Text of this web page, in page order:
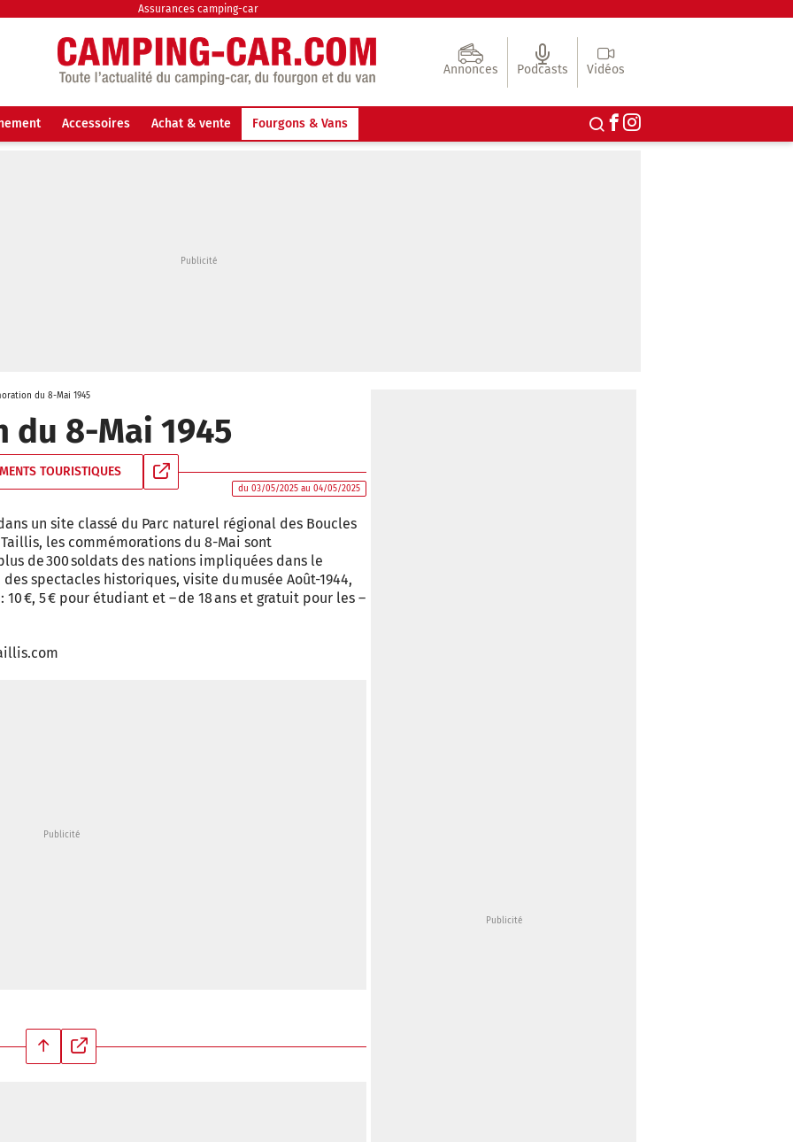
Assurances camping-car
Annonces Podcasts Vidéos
Accessoires Achat & vente Fourgons & Vans
du 8-Mai 1945
du 8-Mai 1945
TOURISTIQUES
du 03/05/2025 au 04/05/2025
un site classé du Parc naturel régional des Boucles
les commémorations du 8-Mai sont
de 300 soldats des nations impliquées dans le
spectacles historiques, visite du musée Août-1944,
10 €, 5 € pour étudiant et – de 18 ans et gratuit pour les –